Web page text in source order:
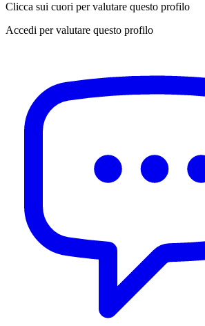
Clicca sui cuori per valutare questo profilo
Accedi per valutare questo profilo